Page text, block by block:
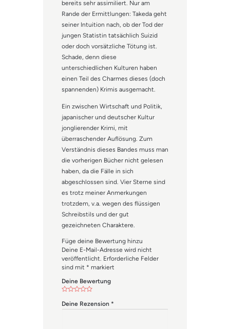
bereits sehr assimiliert. Nur am
Rande der Ermittlungen: Takeda geht
seiner Intuition nach, ob der Tod der
jungen Statistin tatsächlich Suizid
oder doch vorsätzliche Tötung ist.
Schade, denn diese
unterschiedlichen Kulturen haben
einen Teil des Charmes dieses (doch
spannenden) Krimis ausgemacht.
Ein zwischen Wirtschaft und Politik,
japanischer und deutscher Kultur
jonglierender Krimi, mit
überraschender Auflösung. Zum
Verständnis dieses Bandes muss man
die vorherigen Bücher nicht gelesen
haben, da die Fälle in sich
abgeschlossen sind. Vier Sterne sind
es trotz meiner Anmerkungen
trotzdem, v.a. wegen des flüssigen
Schreibstils und der gut
gezeichneten Charaktere.
Füge deine Bewertung hinzu
Deine E-Mail-Adresse wird nicht
veröffentlicht. Erforderliche Felder
sind mit * markiert
Deine Bewertung
Deine Rezension *